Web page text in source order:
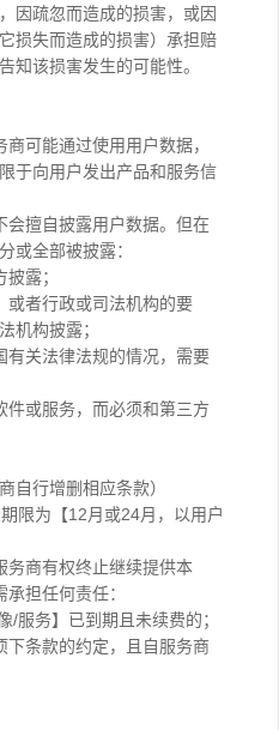
因疏忽而造成的损害，或因
损失而造成的损害）承担赔
知该损害发生的可能性。
可能通过使用用户数据，
于向用户发出产品和服务信
会擅自披露用户数据。但在
或全部被披露：
露；
或者行政或司法机构的要
机构披露；
有关法律法规的情况，需要
件或服务，而必须和第三方
自行增删相应条款）
限为【12月或24月，以用户
务商有权终止继续提供本
承担任何责任：
/服务】已到期且未续费的；
下条款的约定，且自服务商